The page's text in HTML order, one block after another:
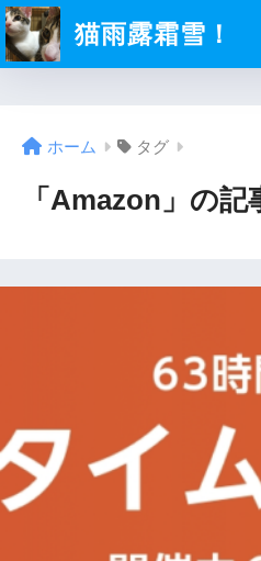
猫雨露霜雪！
ホーム タグ
「Amazon」の記